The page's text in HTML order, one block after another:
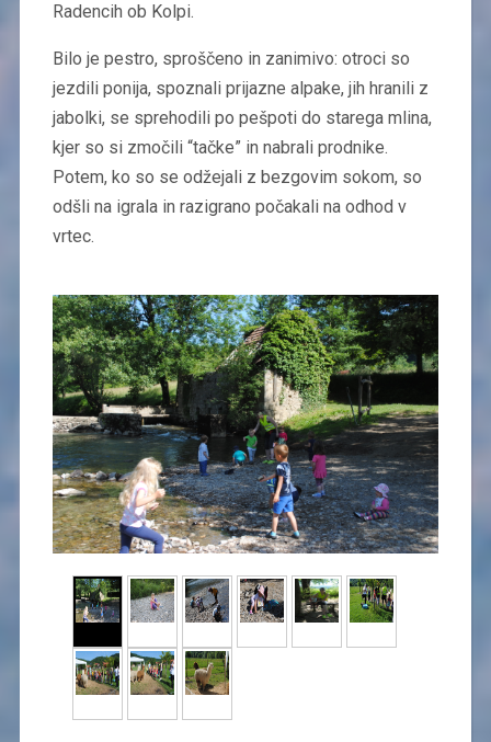
Radencih ob Kolpi.
Bilo je pestro, sproščeno in zanimivo: otroci so
jezdili ponija, spoznali prijazne alpake, jih hranili z
jabolki, se sprehodili po pešpoti do starega mlina,
kjer so si zmočili “tačke” in nabrali prodnike.
Potem, ko so se odžejali z bezgovim sokom, so
odšli na igrala in razigrano počakali na odhod v
vrtec.